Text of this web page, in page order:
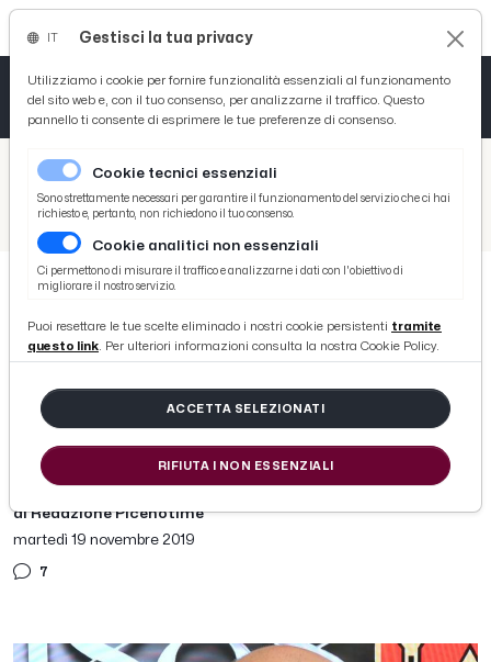
/ Picenotime
/ Ascoli Time
Ascoli Calcio, Lovato su ufficialità Var in B: “C'è grande soddisfazione, da sempre fautori della tecnologia”
Ascoli Calcio, Lovato su ufficialità
Var in B: “C'è grande soddisfazione,
da sempre fautori della
tecnologia”
di Redazione Picenotime
martedì 19 novembre 2019
7
Gestisci la tua privacy
Utilizziamo i cookie per fornire funzionalità essenziali al funzionamento
del sito web e, con il tuo consenso, per analizzarne il traffico. Questo
pannello ti consente di esprimere le tue preferenze di consenso.
Cookie tecnici essenziali
Sono strettamente necessari per garantire il funzionamento del servizio che ci hai
richiesto e, pertanto, non richiedono il tuo consenso.
Cookie analitici non essenziali
Ci permettono di misurare il traffico e analizzarne i dati con l'obiettivo di
migliorare il nostro servizio.
Puoi resettare le tue scelte eliminado i nostri cookie persistenti tramite
questo link. Per ulteriori informazioni consulta la nostra Cookie Policy.
ACCETTA SELEZIONATI
RIFIUTA I NON ESSENZIALI
Tutto News
Tutto Sport
Basket
Ciclismo
Tutto Curiosità